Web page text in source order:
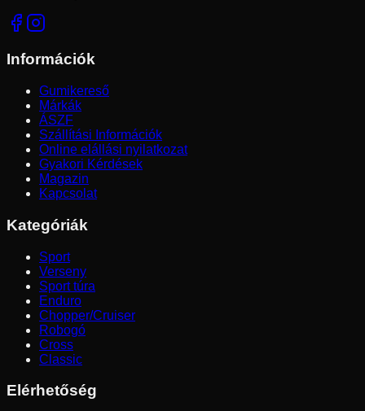
Információk
Gumikereső
Márkák
ÁSZF
Szállítási Információk
Online elállási nyilatkozat
Gyakori Kérdések
Magazin
Kapcsolat
Kategóriák
Sport
Verseny
Sport túra
Enduro
Chopper/Cruiser
Robogó
Cross
Classic
Elérhetőség